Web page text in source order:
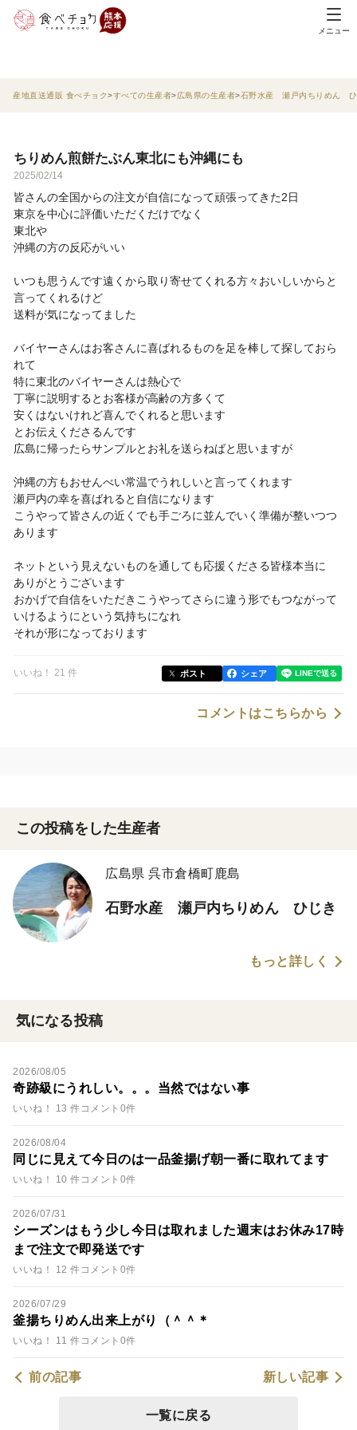
メニュー
産地直送通販 食べチョク すべての生産者 広島県の生産者 石野水産 瀬戸内ちりめん
ちりめん煎餅たぶん東北にも沖縄にも
2025/02/14
皆さんの全国からの注文が自信になって頑張ってきた2日
東京を中心に評価いただくだけでなく
東北や
沖縄の方の反応がいい
いつも思うんです遠くから取り寄せてくれる方々おいしいからと
言ってくれるけど
送料が気になってました
バイヤーさんはお客さんに喜ばれるものを足を棒して探しておら
れて
特に東北のバイヤーさんは熱心で
丁寧に説明するとお客様が高齢の方多くて
安くはないけれど喜んでくれると思います
とお伝えくださるんです
広島に帰ったらサンプルとお礼を送らねばと思いますが
沖縄の方もおせんべい常温でうれしいと言ってくれます
瀬戸内の幸を喜ばれると自信になります
こうやって皆さんの近くでも手ごろに並んでいく準備が整いつつ
あります
ネットという見えないものを通しても応援くださる皆様本当に
ありがとうございます
おかげで自信をいただきこうやってさらに違う形でもつながって
いけるようにという気持ちになれ
それが形になっております
いいね！ 21 件 ポスト シェア
コメントはこちらから
この投稿をした生産者
広島県 呉市倉橋町鹿島
石野水産 瀬戸内ちりめん ひじき
もっと詳しく
気になる投稿
2026/08/05
奇跡級にうれしい。。。当然ではない事
いいね！ 13 件 コメント0件
2026/08/04
同じに見えて今日のは一品釜揚げ朝一番に取れてます
いいね！ 10 件 コメント0件
2026/07/31
シーズンはもう少し今日は取れました週末はお休み17時
まで注文で即発送です
いいね！ 12 件 コメント0件
2026/07/29
釜揚ちりめん出来上がり（＾＾＊
いいね！ 11 件 コメント0件
前の記事 新しい記事
一覧に戻る